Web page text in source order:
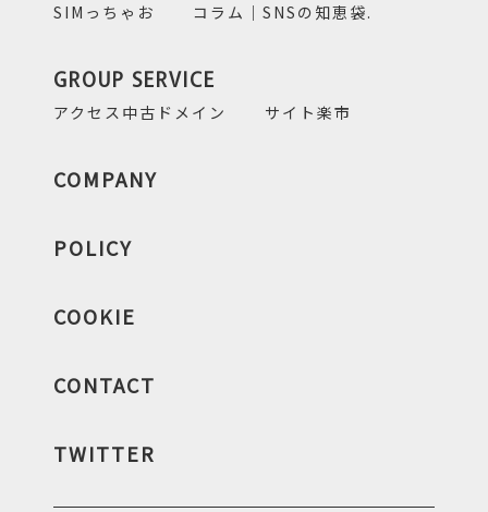
SIMっちゃお
コラム｜SNSの知恵袋.
GROUP SERVICE
アクセス中古ドメイン サイト楽市
COMPANY
POLICY
COOKIE
CONTACT
TWITTER